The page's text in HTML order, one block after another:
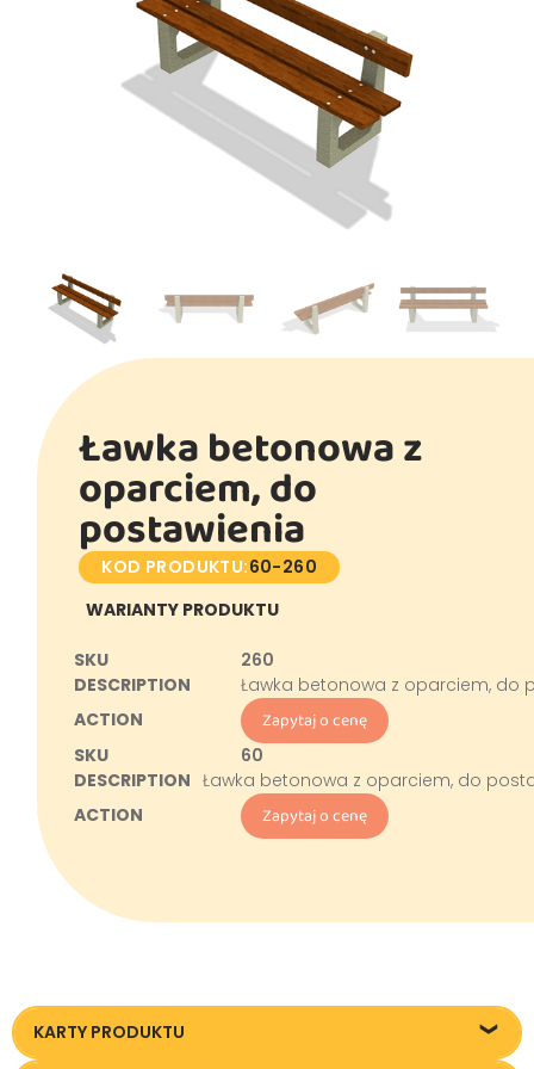
Ławka betonowa z
oparciem, do
postawienia
KOD PRODUKTU:60-260
WARIANTY PRODUKTU
260
Ławka betonowa z oparciem, do
Zapytaj o cenę
60
Ławka betonowa z oparciem, do
Zapytaj o cenę
KARTY PRODUKTU